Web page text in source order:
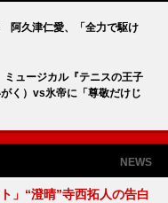
阿久津仁愛、「全力で駆け
ミュージカル『テニスの王子
く）vs氷帝に「尊敬だけじ
NEWS
」“澄晴”寺西拓人の告白